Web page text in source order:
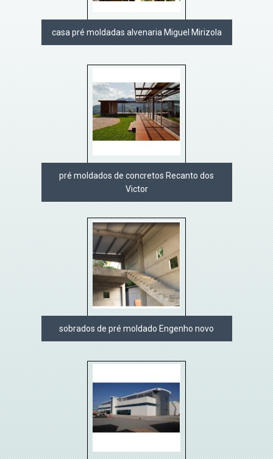
casa pré moldadas alvenaria Miguel Mirizola
pré moldados de concretos Recanto dos
Victor
sobrados de pré moldado Engenho novo